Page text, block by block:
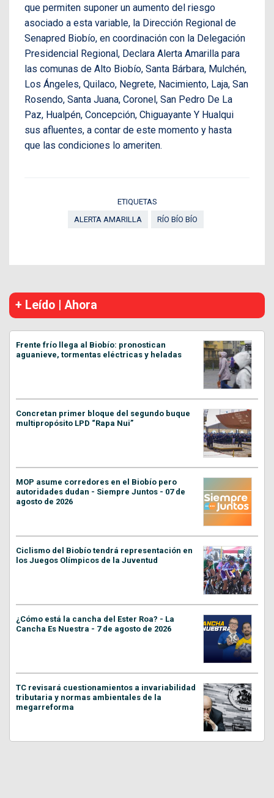
que permiten suponer un aumento del riesgo
asociado a esta variable, la Dirección Regional de
Senapred Biobío, en coordinación con la Delegación
Presidencial Regional, Declara Alerta Amarilla para
las comunas de Alto Biobío, Santa Bárbara, Mulchén,
Los Ángeles, Quilaco, Negrete, Nacimiento, Laja, San
Rosendo, Santa Juana, Coronel, San Pedro De La
Paz, Hualpén, Concepción, Chiguayante Y Hualqui
sus afluentes, a contar de este momento y hasta
que las condiciones lo ameriten.
ETIQUETAS
ALERTA AMARILLA
RÍO BÍO BÍO
+ Leído | Ahora
Frente frío llega al Biobío: pronostican
aguanieve, tormentas eléctricas y heladas
Concretan primer bloque del segundo buque
multipropósito LPD “Rapa Nui”
MOP asume corredores en el Biobío pero
autoridades dudan - Siempre Juntos - 07 de
agosto de 2026
Ciclismo del Biobío tendrá representación en
los Juegos Olímpicos de la Juventud
¿Cómo está la cancha del Ester Roa? - La
Cancha Es Nuestra - 7 de agosto de 2026
TC revisará cuestionamientos a invariabilidad
tributaria y normas ambientales de la
megarreforma